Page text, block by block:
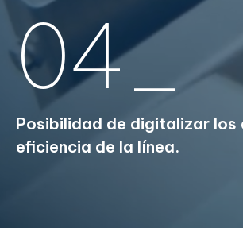
04_
Posibilidad de digitalizar los
eficiencia de la línea.